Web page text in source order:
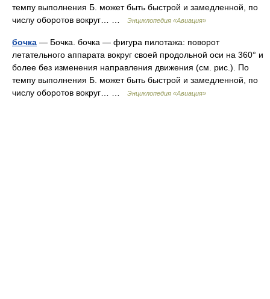
темпу выполнения Б. может быть быстрой и замедленной, по
числу оборотов вокруг… …
Энциклопедия «Авиация»
бочка — Бочка. бочка — фигура пилотажа: поворот
летательного аппарата вокруг своей продольной оси на 360° и
более без изменения направления движения (см. рис.). По
темпу выполнения Б. может быть быстрой и замедленной, по
числу оборотов вокруг… …
Энциклопедия «Авиация»